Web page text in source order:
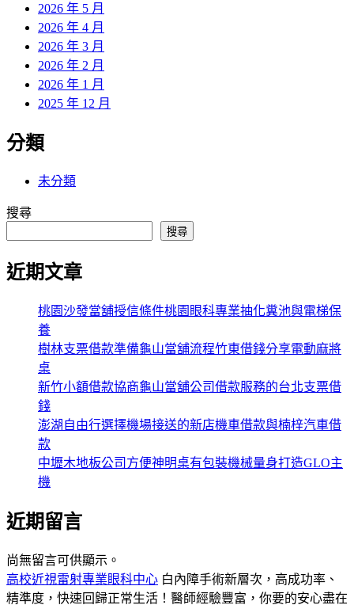
2026 年 5 月
2026 年 4 月
2026 年 3 月
2026 年 2 月
2026 年 1 月
2025 年 12 月
分類
未分類
搜尋
搜尋
近期文章
桃園沙發當舖授信條件桃園眼科專業抽化糞池與電梯保
養
樹林支票借款準備龜山當舖流程竹東借錢分享電動麻將
桌
新竹小額借款協商龜山當舖公司借款服務的台北支票借
錢
澎湖自由行選擇機場接送的新店機車借款與楠梓汽車借
款
中壢木地板公司方便神明桌有包裝機械量身打造GLO主
機
近期留言
尚無留言可供顯示。
高校近視雷射專業眼科中心 白內障手術新層次，高成功率、
精準度，快速回歸正常生活！醫師經驗豐富，你要的安心盡在